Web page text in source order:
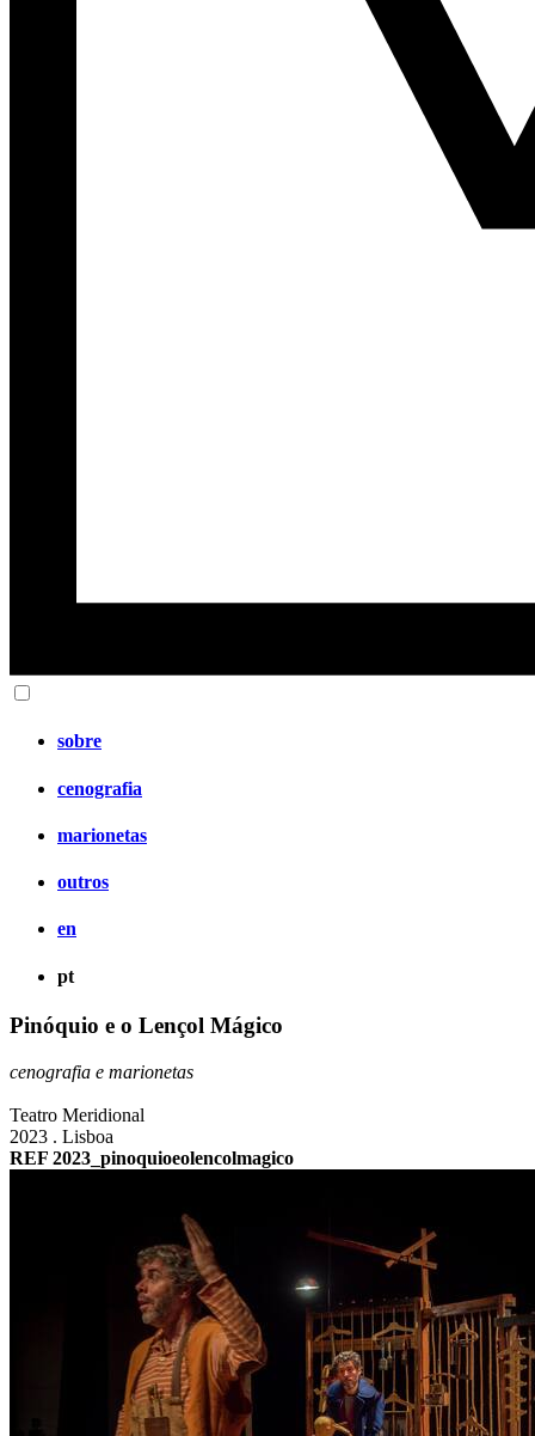
sobre
cenografia
marionetas
outros
en
pt
Pinóquio e o Lençol Mágico
cenografia e marionetas
Teatro Meridional
2023 . Lisboa
REF 2023_pinoquioeolencolmagico